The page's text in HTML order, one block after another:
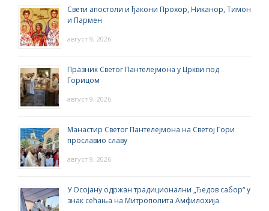
Свети апостоли и ђакони Прохор, Никанор, Тимон
и Пармен
август 9, 2026
Празник Светог Пантелејмона у Цркви под
Горицом
август 9, 2026
Манастир Светог Пантелејмона на Светој Гори
прославио славу
август 9, 2026
У Осојану одржан традиционални „Ђедов сабор“ у
знак сећања на Митрополита Амфилохија